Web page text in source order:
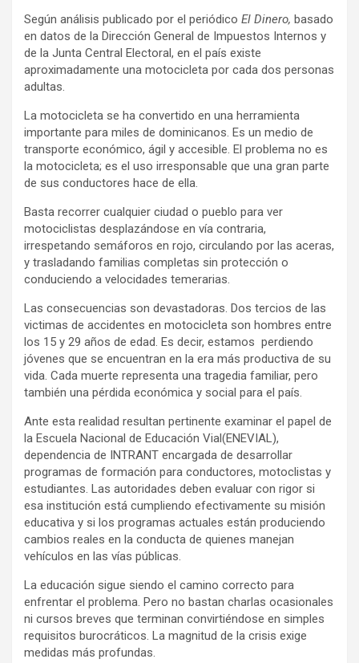
Según análisis publicado por el periódico El Dinero, basado
en datos de la Dirección General de Impuestos Internos y
de la Junta Central Electoral, en el país existe
aproximadamente una motocicleta por cada dos personas
adultas.
La motocicleta se ha convertido en una herramienta
importante para miles de dominicanos. Es un medio de
transporte económico, ágil y accesible. El problema no es
la motocicleta; es el uso irresponsable que una gran parte
de sus conductores hace de ella.
Basta recorrer cualquier ciudad o pueblo para ver
motociclistas desplazándose en vía contraria,
irrespetando semáforos en rojo, circulando por las aceras,
y trasladando familias completas sin protección o
conduciendo a velocidades temerarias.
Las consecuencias son devastadoras. Dos tercios de las
victimas de accidentes en motocicleta son hombres entre
los 15 y 29 años de edad. Es decir, estamos perdiendo
jóvenes que se encuentran en la era más productiva de su
vida. Cada muerte representa una tragedia familiar, pero
también una pérdida económica y social para el país.
Ante esta realidad resultan pertinente examinar el papel de
la Escuela Nacional de Educación Vial(ENEVIAL),
dependencia de INTRANT encargada de desarrollar
programas de formación para conductores, motoclistas y
estudiantes. Las autoridades deben evaluar con rigor si
esa institución está cumpliendo efectivamente su misión
educativa y si los programas actuales están produciendo
cambios reales en la conducta de quienes manejan
vehículos en las vías públicas.
La educación sigue siendo el camino correcto para
enfrentar el problema. Pero no bastan charlas ocasionales
ni cursos breves que terminan convirtiéndose en simples
requisitos burocráticos. La magnitud de la crisis exige
medidas más profundas.